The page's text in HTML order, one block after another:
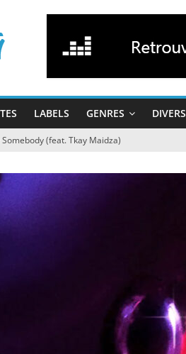
LABELS GENRES DIVERS
(feat. Tkay Maidza)